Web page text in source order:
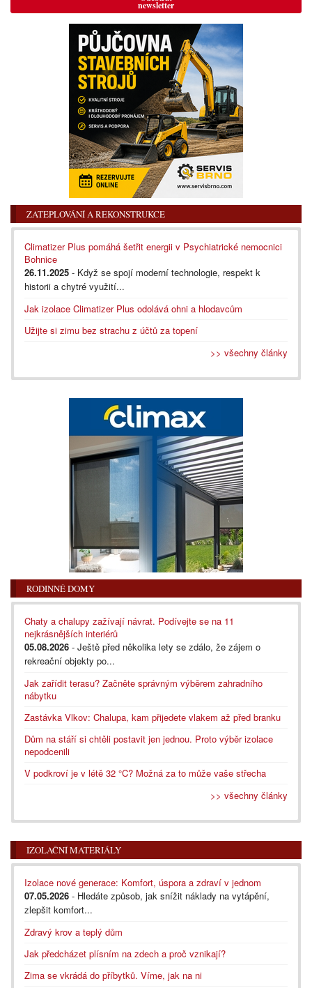
newsletter
ZATEPLOVÁNÍ A REKONSTRUKCE
Climatizer Plus pomáhá šetřit energii v Psychiatrické nemocnici
Bohnice
26.11.2025 - Když se spojí moderní technologie, respekt k
historii a chytré využití...
Jak izolace Climatizer Plus odolává ohni a hlodavcům
Užijte si zimu bez strachu z účtů za topení
>> všechny články
RODINNÉ DOMY
Chaty a chalupy zažívají návrat. Podívejte se na 11
nejkrásnějších interiérů
05.08.2026 - Ještě před několika lety se zdálo, že zájem o
rekreační objekty po...
Jak zařídit terasu? Začněte správným výběrem zahradního
nábytku
Zastávka Vlkov: Chalupa, kam přijedete vlakem až před branku
Dům na stáří si chtěli postavit jen jednou. Proto výběr izolace
nepodcenili
V podkroví je v létě 32 °C? Možná za to může vaše střecha
>> všechny články
IZOLAČNÍ MATERIÁLY
Izolace nové generace: Komfort, úspora a zdraví v jednom
07.05.2026 - Hledáte způsob, jak snížit náklady na vytápění,
zlepšit komfort...
Zdravý krov a teplý dům
Jak předcházet plísním na zdech a proč vznikají?
Zima se vkrádá do příbytků. Víme, jak na ni